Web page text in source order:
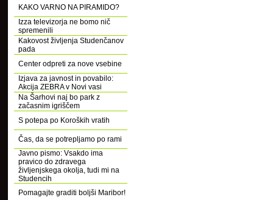
KAKO VARNO NA PIRAMIDO?
Izza televizorja ne bomo nič
spremenili
Kakovost življenja Studenčanov
pada
Center odpreti za nove vsebine
Izjava za javnost in povabilo:
Akcija ZEBRA v Novi vasi
Na Šarhovi naj bo park z
začasnim igriščem
S potepa po Koroških vratih
Čas, da se potrepljamo po rami
Javno pismo: Vsakdo ima
pravico do zdravega
življenjskega okolja, tudi mi na
Studencih
Pomagajte graditi boljši Maribor!